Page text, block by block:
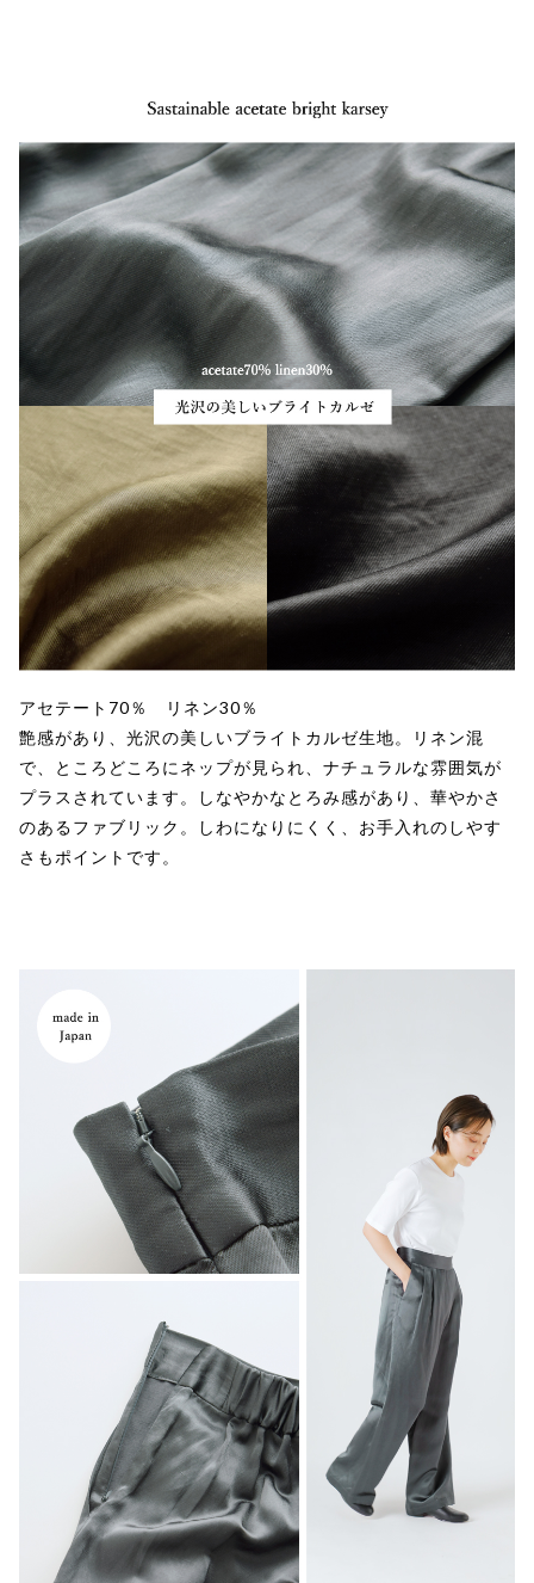
アセテート70％ リネン30％
艶感があり、光沢の美しいブライトカルゼ生地。リネン混
で、ところどころにネップが見られ、ナチュラルな雰囲気が
プラスされています。しなやかなとろみ感があり、華やかさ
のあるファブリック。しわになりにくく、お手入れのしやす
さもポイントです。